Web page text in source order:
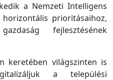
a Nemzeti Intelligens
horizontális prioritásaihoz,
fejlesztésének
keretében világszinten is
a települési